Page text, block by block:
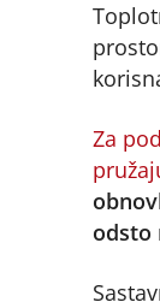
Za
odsto